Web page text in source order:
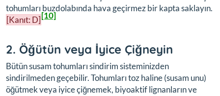
tohumları buzdolabında hava geçirmez bir kapta saklayın.
[Kanıt: D][10]
2. Öğütün veya İyice Çiğneyin
Bütün susam tohumları sindirim sisteminizden
sindirilmeden geçebilir. Tohumları toz haline (susam unu)
öğütmek veya iyice çiğnemek, biyoaktif lignanların ve